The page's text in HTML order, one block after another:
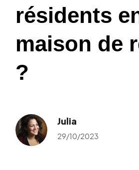
résidents
maison de
?
Julia
29/10/2023